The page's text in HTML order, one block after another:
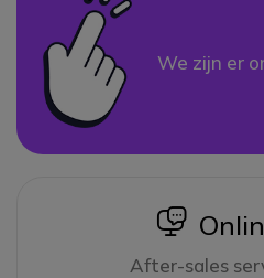
We zijn er
icon
After-sales